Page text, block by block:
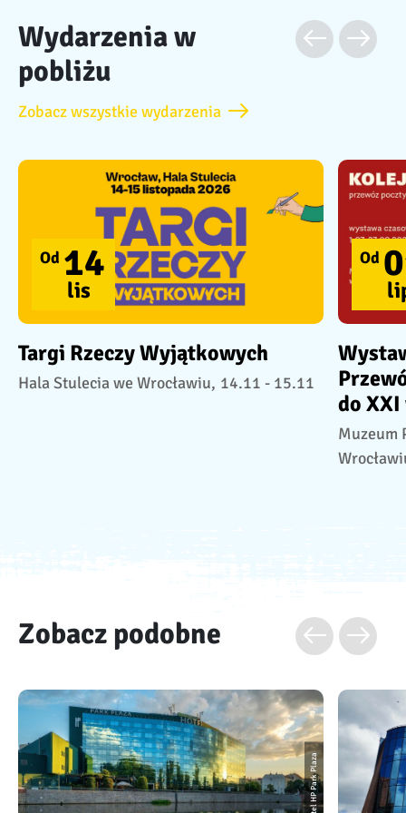
Wydarzenia w
pobliżu
Zobacz wszystkie wydarzenia
Od 14
lis
Targi Rzeczy Wyjątkowych
Hala Stulecia we Wrocławiu, 14.11 - 15.11
Od
do
Muzeum
Zobacz podobne
Hotel HP Park Plaza